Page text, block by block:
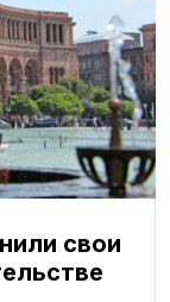
свои